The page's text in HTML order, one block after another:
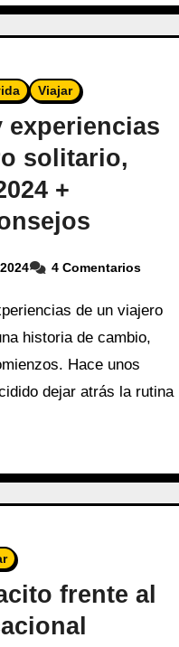
Viajar
experiencias
solitario,
+
4 Comentarios
de un viajero
historia de cambio,
Hace unos
dejar atrás la rutina
frente al